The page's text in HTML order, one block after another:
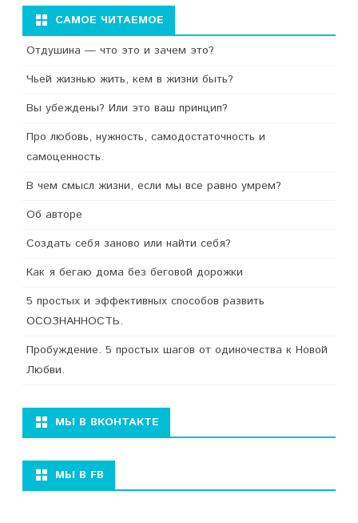
САМОЕ ЧИТАЕМОЕ
Отдушина — что это и зачем это?
Чьей жизнью жить, кем в жизни быть?
Вы убеждены? Или это ваш принцип?
Про любовь, нужность, самодостаточность и
самоценность.
В чем смысл жизни, если мы все равно умрем?
Об авторе
Создать себя заново или найти себя?
Как я бегаю дома без беговой дорожки
5 простых и эффективных способов развить
ОСОЗНАННОСТЬ.
Пробуждение. 5 простых шагов от одиночества к Новой
Любви.
МЫ В ВКОНТАКТЕ
МЫ В FB